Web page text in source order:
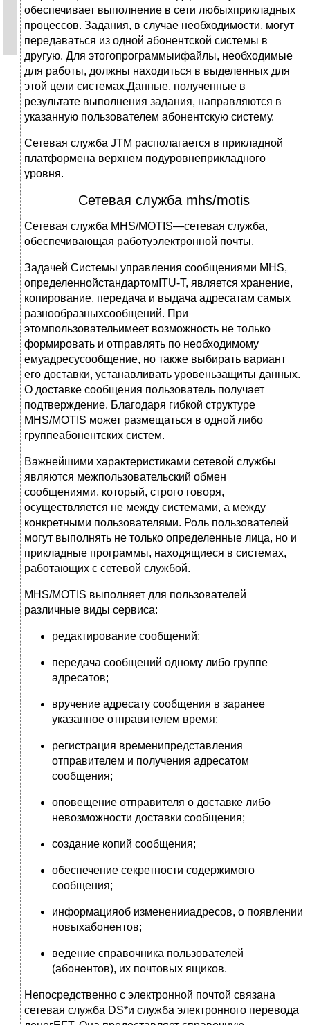
обеспечивает выполнение в сети любыхприкладных
процессов. Задания, в случае необходимости, могут
передаваться из одной абонентской системы в
другую. Для этогопрограммыифайлы, необходимые
для работы, должны находиться в выделенных для
этой цели системах.Данные, полученные в
результате выполнения задания, направляются в
указанную пользователем абонентскую систему.
Сетевая служба JTM располагается в прикладной
платформена верхнем подуровнеприкладного
уровня.
Сетевая служба mhs/motis
Сетевая служба MHS/MOTIS—сетевая служба,
обеспечивающая работуэлектронной почты.
Задачей Системы управления сообщениями MHS,
определеннойстандартомITU-T, является хранение,
копирование, передача и выдача адресатам самых
разнообразныхсообщений. При
этомпользовательимеет возможность не только
формировать и отправлять по необходимому
емуадресусообщение, но также выбирать вариант
его доставки, устанавливать уровеньзащиты данных.
О доставке сообщения пользователь получает
подтверждение. Благодаря гибкой структуре
MHS/MOTIS может размещаться в одной либо
группеабонентских систем.
Важнейшими характеристиками сетевой службы
являются межпользовательский обмен
сообщениями, который, строго говоря,
осуществляется не между системами, а между
конкретными пользователями. Роль пользователей
могут выполнять не только определенные лица, но и
прикладные программы, находящиеся в системах,
работающих с сетевой службой.
MHS/MOTIS выполняет для пользователей
различные виды сервиса:
редактирование сообщений;
передача сообщений одному либо группе
адресатов;
вручение адресату сообщения в заранее
указанное отправителем время;
регистрация временипредставления
отправителем и получения адресатом
сообщения;
оповещение отправителя о доставке либо
невозможности доставки сообщения;
создание копий сообщения;
обеспечение секретности содержимого
сообщения;
информацияоб измененииадресов, о появлении
новыхабонентов;
ведение справочника пользователей
(абонентов), их почтовых ящиков.
Непосредственно с электронной почтой связана
сетевая служба DS*и служба электронного перевода